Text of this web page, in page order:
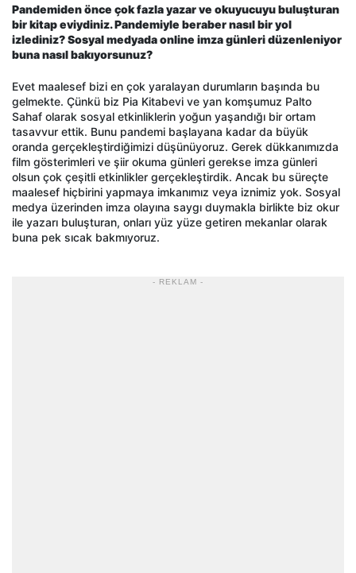
Pandemiden önce çok fazla yazar ve okuyucuyu buluşturan
bir kitap eviydiniz. Pandemiyle beraber nasıl bir yol
izlediniz? Sosyal medyada online imza günleri düzenleniyor
buna nasıl bakıyorsunuz?
Evet maalesef bizi en çok yaralayan durumların başında bu
gelmekte. Çünkü biz Pia Kitabevi ve yan komşumuz Palto
Sahaf olarak sosyal etkinliklerin yoğun yaşandığı bir ortam
tasavvur ettik. Bunu pandemi başlayana kadar da büyük
oranda gerçekleştirdiğimizi düşünüyoruz. Gerek dükkanımızda
film gösterimleri ve şiir okuma günleri gerekse imza günleri
olsun çok çeşitli etkinlikler gerçekleştirdik. Ancak bu süreçte
maalesef hiçbirini yapmaya imkanımız veya iznimiz yok. Sosyal
medya üzerinden imza olayına saygı duymakla birlikte biz okur
ile yazarı buluşturan, onları yüz yüze getiren mekanlar olarak
buna pek sıcak bakmıyoruz.
- REKLAM -